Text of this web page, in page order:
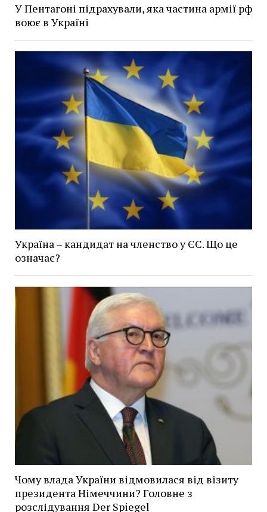
У Пентагоні підрахували, яка частина армії рф
воює в Україні
Україна – кандидат на членство у ЄС. Що це
означає?
Чому влада України відмовилася від візиту
президента Німеччини? Головне з
розслідування Der Spiegel